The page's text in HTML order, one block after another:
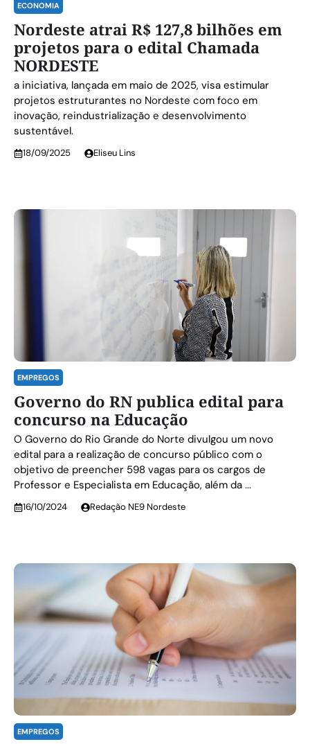
ECONOMIA
Nordeste atrai R$ 127,8 bilhões em
projetos para o edital Chamada
NORDESTE
a iniciativa, lançada em maio de 2025, visa estimular
projetos estruturantes no Nordeste com foco em
inovação, reindustrialização e desenvolvimento
sustentável.
18/09/2025 Eliseu Lins
EMPREGOS
Governo do RN publica edital para
concurso na Educação
O Governo do Rio Grande do Norte divulgou um novo
edital para a realização de concurso público com o
objetivo de preencher 598 vagas para os cargos de
Professor e Especialista em Educação, além da ...
16/10/2024 Redação NE9 Nordeste
EMPREGOS